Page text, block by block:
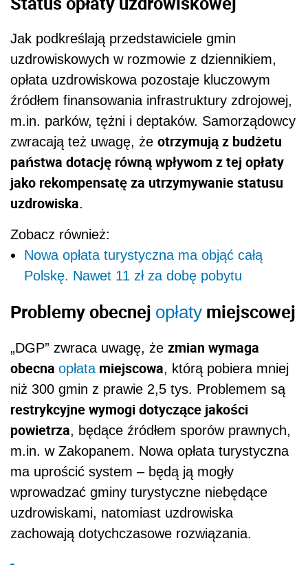
uzdrowiska.
Zobacz również:
Nowa opłata turystyczna ma objąć całą
Polskę. Nawet 11 zł za dobę pobytu
Problemy obecnejopłaty miejscowej
„DGP” zwraca uwagę, że zmian wymaga
obecna
miejscowa , którą pobiera mniej
niż 300 gmin z prawie 2,5 tys. Problemem są
powietrza, będące źródłem sporów prawnych,
m.in. w Zakopanem. Nowa opłata turystyczna
ma uprościć system – będą ją mogły
uzdrowiskami, natomiast uzdrowiska
zachowają dotychczasowe rozwiązania.
POWIĄZANE